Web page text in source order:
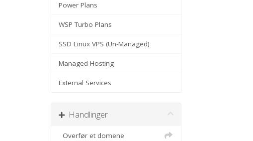
Power Plans
WSP Turbo Plans
SSD Linux VPS (Un-Managed)
Managed Hosting
External Services
Handlinger
Overfør et domene